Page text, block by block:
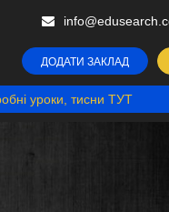
ДОДАТИ ЗАКЛАД
уроки, тисни ТУТ